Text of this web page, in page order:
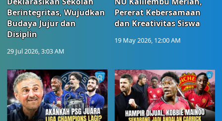
Berintegritas, Wujudkan
Budaya Jujur dan
Disiplin
29 Jul 2026, 3:03 AM
Pererat Kebersamaan
dan Kreativitas Siswa
19 May 2026, 12:00 AM